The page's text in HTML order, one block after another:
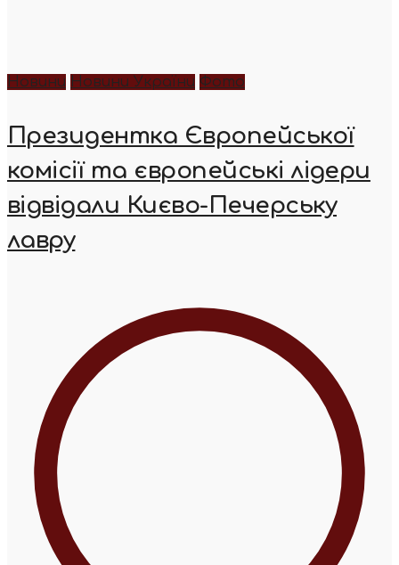
Новини Новини України Фото
Президентка Європейської
комісії та європейські лідери
відвідали Києво-Печерську
лавру